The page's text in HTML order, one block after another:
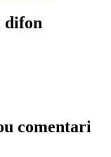
difon
comentari